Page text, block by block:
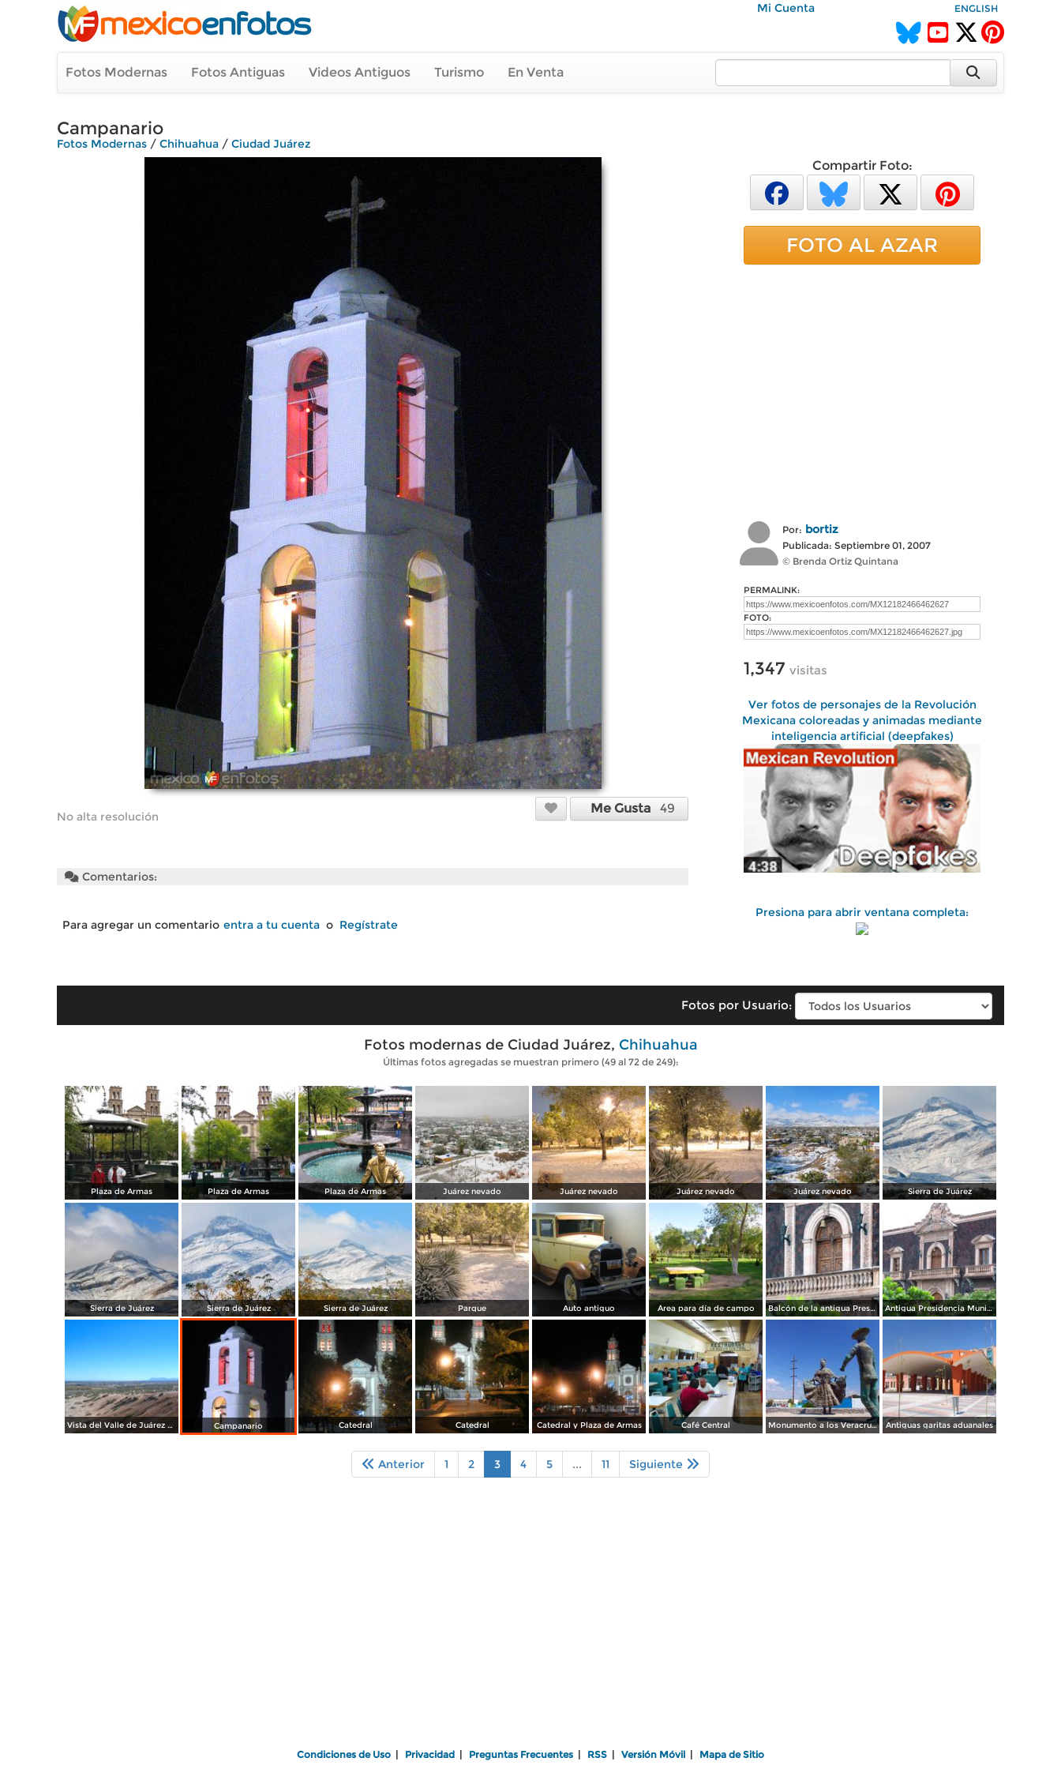
Mi Cuenta ENGLISH
Fotos Modernas Fotos Antiguas Videos Antiguos Turismo En Venta
Campanario
Fotos Modernas / Chihuahua / Ciudad Juárez
No alta resolución
Me Gusta 49
Comentarios:
Para agregar un comentario entra a tu cuenta o Regístrate
Compartir Foto:
FOTO AL AZAR
Por: bortiz
Publicada: Septiembre 01, 2007
© Brenda Ortiz Quintana
PERMALINK:
FOTO:
1,347 visitas
Ver fotos de personajes de la Revolución
Mexicana coloreadas y animadas mediante
inteligencia artificial (deepfakes)
Presiona para abrir ventana completa:
Fotos por Usuario:
Fotos modernas de Ciudad Juárez, Chihuahua
Últimas fotos agregadas se muestran primero (49 al 72 de 249):
Plaza de Armas Plaza de Armas Plaza de Armas Juárez nevado Juárez nevado Juárez nevado Juárez nevado Sierra de Juárez
Sierra de Juárez Sierra de Juárez Sierra de Juárez Parque Auto antiguo Área para día de campo Balcón de la antigua Presidencia Municipal de Ciudad Juárez Antigua Presidencia Municipal
Vista del Valle de Juárez desde los Arenales Campanario Catedral Catedral Catedral y Plaza de Armas Café Central Monumento a los Veracruzanos Antiguas garitas aduanales
Anterior 1 2 3 4 5 ... 11 Siguiente
Condiciones de Uso Privacidad Preguntas Frecuentes RSS Versión Móvil Mapa de Sitio